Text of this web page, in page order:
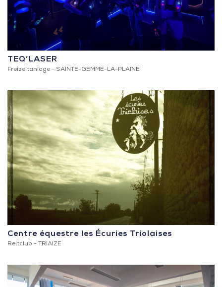
TEQ’LASER
Freizeitanlage - SAINTE-GEMME-LA-PLAINE
Centre équestre les Écuries Triolaises
Reitclub - TRIAIZE